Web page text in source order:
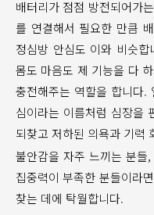
배터리가 점점 방전되어가
를 연결해서 필요한 만큼
정심방 안심도 이와 비슷
몸도 마음도 제 기능을 다
충전해주는 역할을 합니다.
심이라는 이름처럼 심장을
되찾고 저하된 의욕과 기력
불안감을 자주 느끼는 분들
집중력이 부족한 분들이라
찾는 데에 탁월합니다.